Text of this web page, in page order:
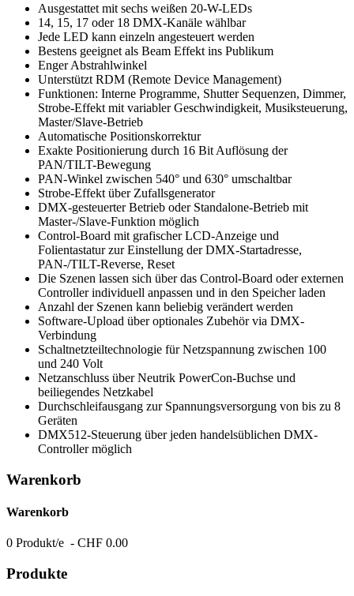
Ausgestattet mit sechs weißen 20-W-LEDs
14, 15, 17 oder 18 DMX-Kanäle wählbar
Jede LED kann einzeln angesteuert werden
Bestens geeignet als Beam Effekt ins Publikum
Enger Abstrahlwinkel
Unterstützt RDM (Remote Device Management)
Funktionen: Interne Programme, Shutter Sequenzen, Dimmer,
Strobe-Effekt mit variabler Geschwindigkeit, Musiksteuerung,
Master/Slave-Betrieb
Automatische Positionskorrektur
Exakte Positionierung durch 16 Bit Auflösung der
PAN/TILT-Bewegung
PAN-Winkel zwischen 540° und 630° umschaltbar
Strobe-Effekt über Zufallsgenerator
DMX-gesteuerter Betrieb oder Standalone-Betrieb mit
Master-/Slave-Funktion möglich
Control-Board mit grafischer LCD-Anzeige und
Folientastatur zur Einstellung der DMX-Startadresse,
PAN-/TILT-Reverse, Reset
Die Szenen lassen sich über das Control-Board oder externen
Controller individuell anpassen und in den Speicher laden
Anzahl der Szenen kann beliebig verändert werden
Software-Upload über optionales Zubehör via DMX-
Verbindung
Schaltnetzteiltechnologie für Netzspannung zwischen 100
und 240 Volt
Netzanschluss über Neutrik PowerCon-Buchse und
beiliegendes Netzkabel
Durchschleifausgang zur Spannungsversorgung von bis zu 8
Geräten
DMX512-Steuerung über jeden handelsüblichen DMX-
Controller möglich
Warenkorb
Warenkorb
0 Produkt/e - CHF 0.00
Produkte